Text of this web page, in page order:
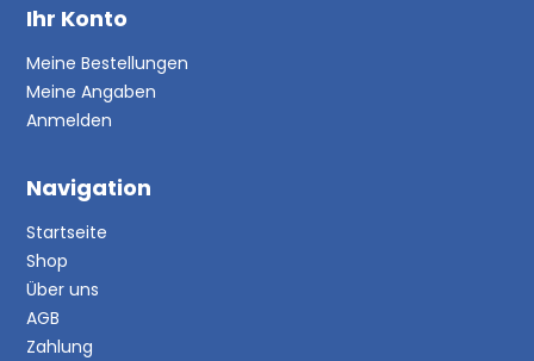
Ihr Konto
Meine Bestellungen
Meine Angaben
Anmelden
Navigation
Startseite
Shop
Über uns
AGB
Zahlung